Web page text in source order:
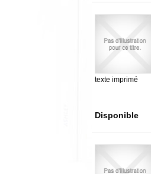
texte imprimé
Disponible